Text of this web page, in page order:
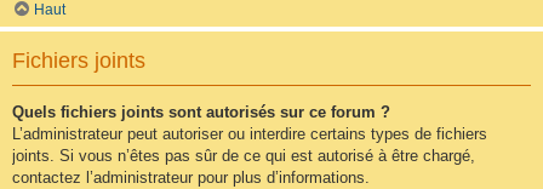
Haut
Fichiers joints
Quels fichiers joints sont autorisés sur ce forum ?
L’administrateur peut autoriser ou interdire certains types de fichiers
joints. Si vous n’êtes pas sûr de ce qui est autorisé à être chargé,
contactez l’administrateur pour plus d’informations.